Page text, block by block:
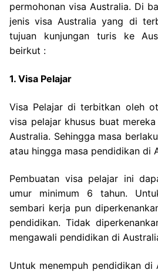
permohonan visa Australia. Di
jenis visa Australia yang di
tujuan kunjungan turis ke
beirkut :
1. Visa Pelajar
Visa Pelajar di terbitkan oleh
visa pelajar khusus buat
Australia. Sehingga masa
atau hingga masa pendidikan di
Pembuatan visa pelajar ini
umur minimum 6 tahun.
sembari kerja pun
pendidikan. Tidak
mengawali pendidikan di
Untuk menempuh pendidikan di